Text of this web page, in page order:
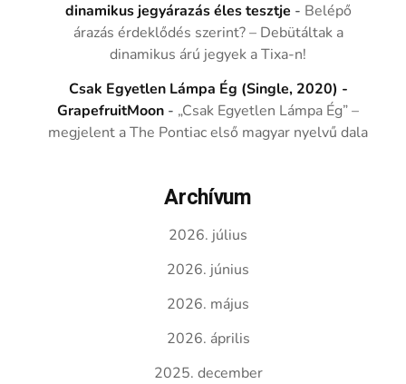
dinamikus jegyárazás éles tesztje - Belépő
árazás érdeklődés szerint? – Debütáltak a
dinamikus árú jegyek a Tixa-n!
Csak Egyetlen Lámpa Ég (Single, 2020) -
GrapefruitMoon - „Csak Egyetlen Lámpa Ég” –
megjelent a The Pontiac első magyar nyelvű dala
Archívum
2026. július
2026. június
2026. május
2026. április
2025. december